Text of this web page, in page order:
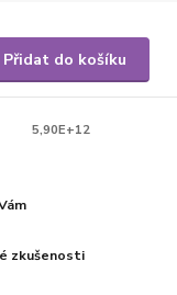
Přidat do košíku
5,90E+12
zkušenosti